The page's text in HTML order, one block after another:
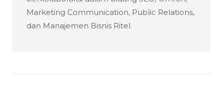
Marketing Communication, Public Relations,
dan Manajemen Bisnis Ritel.